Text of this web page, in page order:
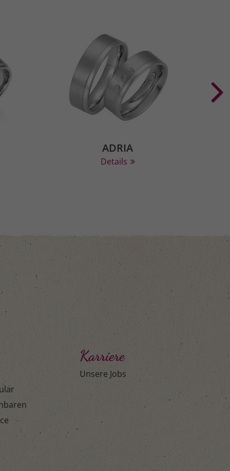
ADRIA
Details
Karriere
Unsere Jobs